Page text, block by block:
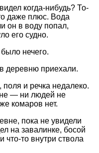
когда-нибудь? То-
даже плюс. Вода
он в воду попал,
его судно.
нечего.
деревню приехали.
и речка недалеко.
— ни людей не
комаров нет.
пока не увидели
на завалинке, босой
что-то внутри ствола